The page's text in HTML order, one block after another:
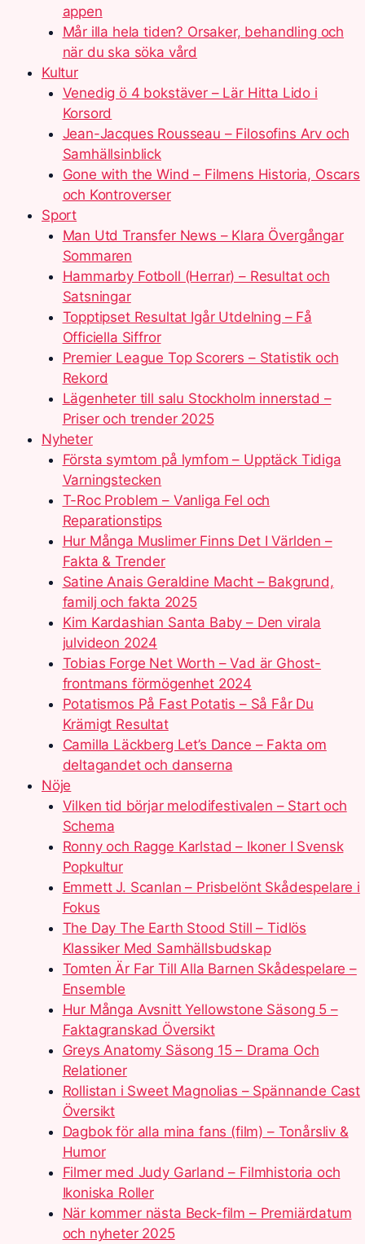
appen
Mår illa hela tiden? Orsaker, behandling och
när du ska söka vård
Kultur
Venedig ö 4 bokstäver – Lär Hitta Lido i
Korsord
Jean-Jacques Rousseau – Filosofins Arv och
Samhällsinblick
Gone with the Wind – Filmens Historia, Oscars
och Kontroverser
Sport
Man Utd Transfer News – Klara Övergångar
Sommaren
Hammarby Fotboll (Herrar) – Resultat och
Satsningar
Topptipset Resultat Igår Utdelning – Få
Officiella Siffror
Premier League Top Scorers – Statistik och
Rekord
Lägenheter till salu Stockholm innerstad –
Priser och trender 2025
Nyheter
Första symtom på lymfom – Upptäck Tidiga
Varningstecken
T-Roc Problem – Vanliga Fel och
Reparationstips
Hur Många Muslimer Finns Det I Världen –
Fakta & Trender
Satine Anais Geraldine Macht – Bakgrund,
familj och fakta 2025
Kim Kardashian Santa Baby – Den virala
julvideon 2024
Tobias Forge Net Worth – Vad är Ghost-
frontmans förmögenhet 2024
Potatismos På Fast Potatis – Så Får Du
Krämigt Resultat
Camilla Läckberg Let’s Dance – Fakta om
deltagandet och danserna
Nöje
Vilken tid börjar melodifestivalen – Start och
Schema
Ronny och Ragge Karlstad – Ikoner I Svensk
Popkultur
Emmett J. Scanlan – Prisbelönt Skådespelare i
Fokus
The Day The Earth Stood Still – Tidlös
Klassiker Med Samhällsbudskap
Tomten Är Far Till Alla Barnen Skådespelare –
Ensemble
Hur Många Avsnitt Yellowstone Säsong 5 –
Faktagranskad Översikt
Greys Anatomy Säsong 15 – Drama Och
Relationer
Rollistan i Sweet Magnolias – Spännande Cast
Översikt
Dagbok för alla mina fans (film) – Tonårsliv &
Humor
Filmer med Judy Garland – Filmhistoria och
Ikoniska Roller
När kommer nästa Beck-film – Premiärdatum
och nyheter 2025